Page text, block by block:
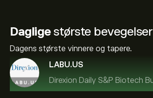
Dagligestørste bevegelser
Dagens største vinnere og tapere.
LABU.US